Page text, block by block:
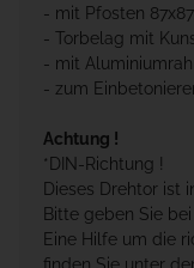
- mit Pfosten
- Torbelag mit
- mit
- zum
Achtung !
*DIN-Richtung !
Dieses Drehtor ist
Bitte geben Sie
Eine Hilfe um die